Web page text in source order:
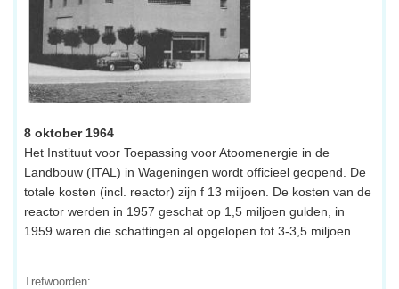
8 oktober 1964
Het Instituut voor Toepassing voor Atoomenergie in de
Landbouw (ITAL) in Wageningen wordt officieel geopend. De
totale kosten (incl. reactor) zijn f 13 miljoen. De kosten van de
reactor werden in 1957 geschat op 1,5 miljoen gulden, in
1959 waren die schattingen al opgelopen tot 3-3,5 miljoen.
Trefwoorden: